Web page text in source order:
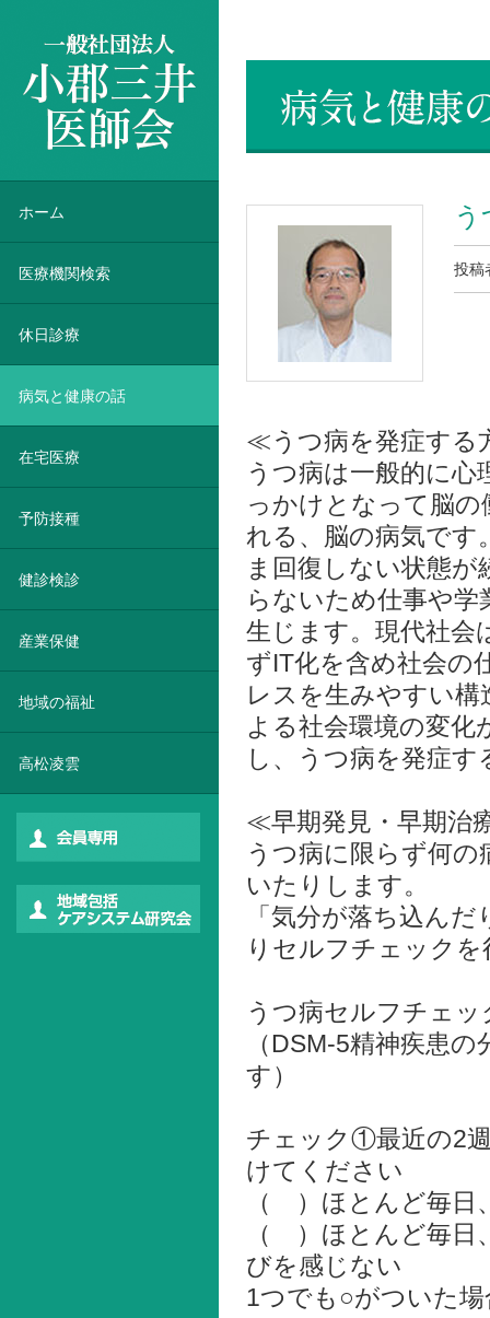
投
≪うつ病を発症する
うつ病は一般的に
っかけとなって脳
れる、脳の病気です
ま回復しない状態
らないため仕事や学
生じます。現代社会
ずIT化を含め社会の
レスを生みやすい
よる社会環境の変
し、うつ病を発症
≪早期発見・早期治
うつ病に限らず何
いたりします。
「気分が落ち込ん
りセルフチェック
うつ病セルフチェッ
（DSM-5精神疾患
す）
チェック①最近の2
けてください
（ ）ほとんど毎日
（ ）ほとんど毎日
びを感じない
1つでも○がついた
ホーム
医療機関検索
休日診療
病気と健康の話
在宅医療
予防接種
健診検診
産業保健
地域の福祉
高松凌雲